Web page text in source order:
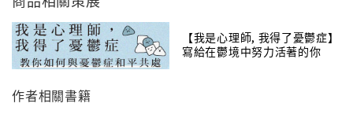
素」這種愛情荷爾蒙！
●為媽媽裝上心跳測量器，觀察夫婦共渡的一日假日，意
外發現一天中媽媽只有○○時刻感到放鬆（老公必知！）
……
【我是心理師, 我得了憂鬱症】
寫給在鬱境中努力活著的你
作者相關書籍